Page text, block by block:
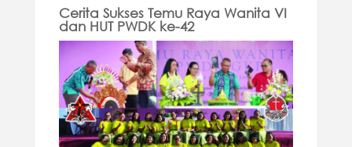
Cerita Sukses Temu Raya Wanita VI
dan HUT PWDK ke-42